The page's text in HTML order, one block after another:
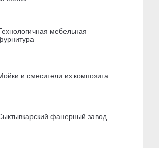
мебельная
и смесители из композита
фанерный завод